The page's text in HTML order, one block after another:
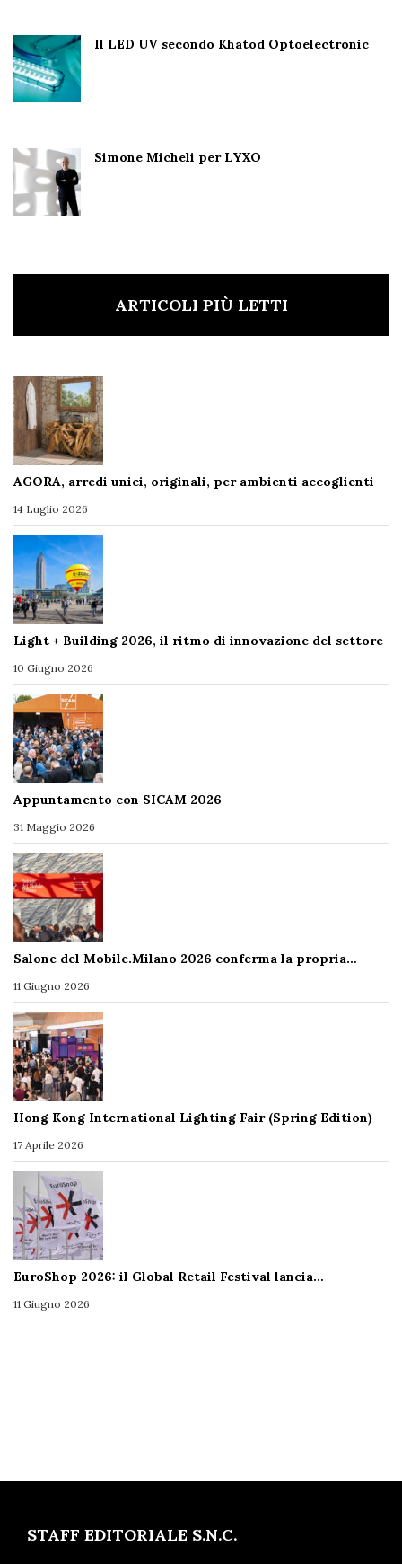
Il LED UV secondo Khatod Optoelectronic
Simone Micheli per LYXO
ARTICOLI PIÙ LETTI
AGORA, arredi unici, originali, per ambienti accoglienti
14 Luglio 2026
Light + Building 2026, il ritmo di innovazione del settore
10 Giugno 2026
Appuntamento con SICAM 2026
31 Maggio 2026
Salone del Mobile.Milano 2026 conferma la propria…
11 Giugno 2026
Hong Kong International Lighting Fair (Spring Edition)
17 Aprile 2026
EuroShop 2026: il Global Retail Festival lancia…
11 Giugno 2026
STAFF EDITORIALE S.N.C.